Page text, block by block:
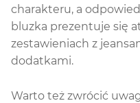
charakteru, a
bluzka prezentuje się
zestawieniach z
dodatkami.
Warto też zwrócić